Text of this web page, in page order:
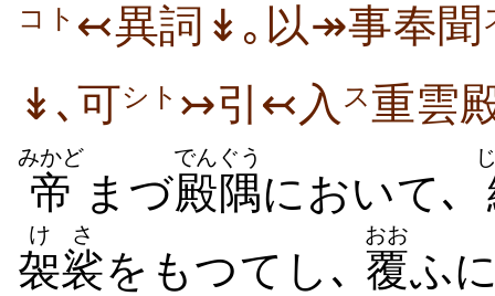
コト ↢異詞↡｡以↠事奉聞
↡､可シト ↣引↢入 ス重雲
帝
みかど
まづ殿隅
でんぐう
において､
袈裟
けさ
をもつてし､ 覆
おお
ふ